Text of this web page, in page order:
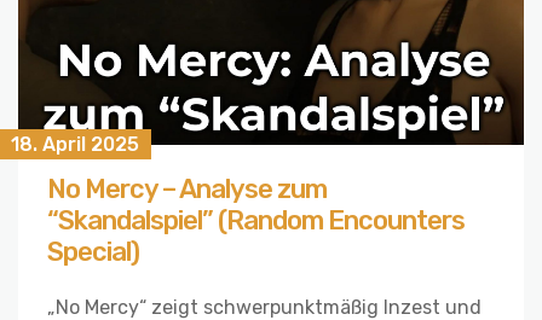
18. April 2025
No Mercy – Analyse zum
“Skandalspiel” (Random Encounters
Special)
„No Mercy“ zeigt schwerpunktmäßig Inzest und